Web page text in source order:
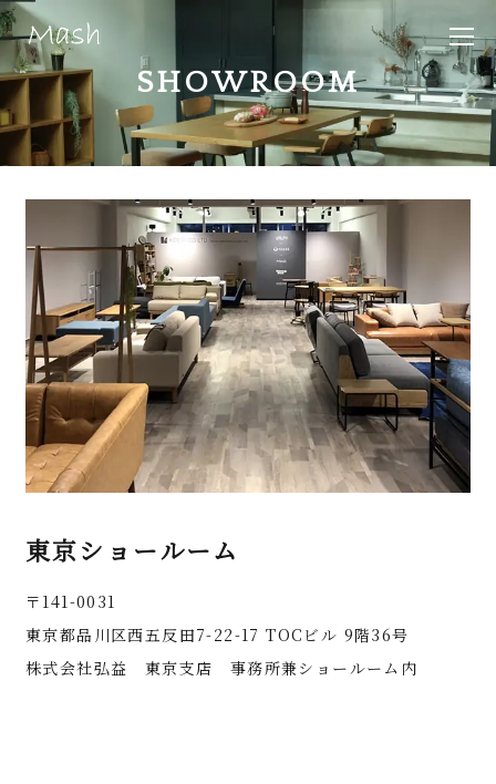
SHOWROOM
東京ショールーム
〒141-0031
東京都品川区西五反田7-22-17 TOCビル 9階36号
株式会社弘益 東京支店 事務所兼ショールーム内